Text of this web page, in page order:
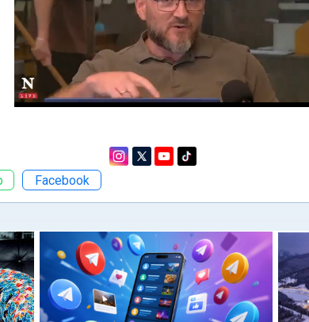
Facebook